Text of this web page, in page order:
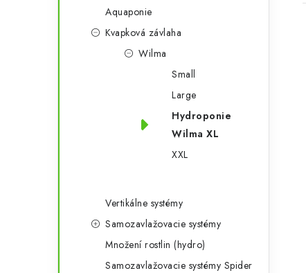
Aquaponie
Kvapková závlaha
Wilma
Small
Large
Hydroponie
Wilma XL
XXL
Vertikálne systémy
Samozavlažovacie systémy
Množení rostlin (hydro)
Samozavlažovacie systémy Spider